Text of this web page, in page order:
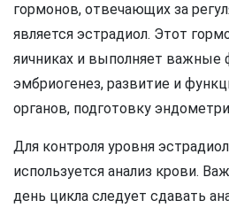
гормонов, отвечающих за
является эстрадиол. Этот
яичниках и выполняет важные
эмбриогенез, развитие и
органов, подготовку
Для контроля уровня
используется анализ крови.
день цикла следует сдавать